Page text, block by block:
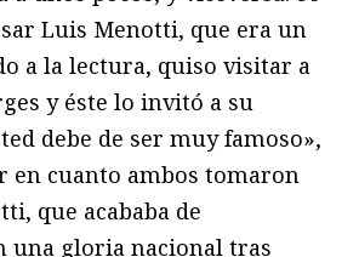
Luis Menotti, que era un
a la lectura, quiso visitar a
y éste lo invitó a su
debe de ser muy famoso»,
en cuanto ambos tomaron
que acababa de
una gloria nacional tras